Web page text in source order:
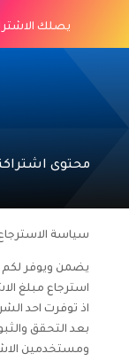
يصلك
محتوى
سياسة
يضمن ويوفر لكم
استرجاع مبلغ
اذ توفرت احد
بعد التحقق
ومستخدمين